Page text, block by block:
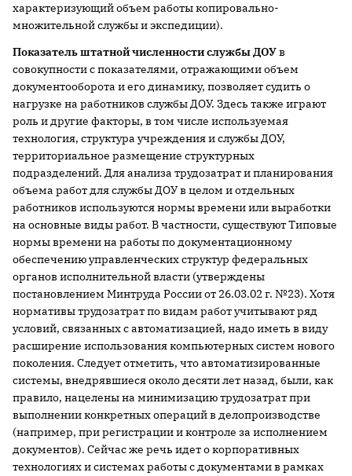
характеризующий объем работы копировально-
множительной службы и экспедиции).
Показатель штатной численности службы ДОУв
совокупности с показателями, отражающими объем
документооборота и его динамику, позволяет судить о
нагрузке на работников службы ДОУ. Здесь также играют
роль и другие факторы, в том числе используемая
технология, структура учреждения и службы ДОУ,
территориальное размещение структурных
подразделений. Для анализа трудозатрат и планирования
объема работ для службы ДОУ в целом и отдельных
работников используются нормы времени или выработки
на основные виды работ. В частности, существуют Типовые
нормы времени на работы по документационному
обеспечению управленческих структур федеральных
органов исполнительной власти (утверждены
постановлением Минтруда России от 26.03.02 г. №23). Хотя
нормативы трудозатрат по видам работ учитывают ряд
условий, связанных с автоматизацией, надо иметь в виду
расширение использования компьютерных систем нового
поколения. Следует отметить, что автоматизированные
системы, внедрявшиеся около десяти лет назад, были, как
правило, нацелены на минимизацию трудозатрат при
выполнении конкретных операций в делопроизводстве
(например, при регистрации и контроле за исполнением
документов). Сейчас же речь идет о корпоративных
технологиях и системах работы с документами в рамках